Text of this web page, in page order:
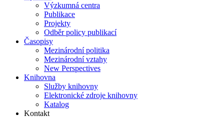
Výzkumná centra
Publikace
Projekty
Odběr policy publikací
Časopisy
Mezinárodní politika
Mezinárodní vztahy
New Perspectives
Knihovna
Služby knihovny
Elektronické zdroje knihovny
Katalog
Kontakt